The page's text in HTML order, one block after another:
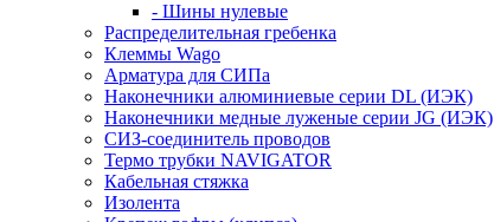
- Шины нулевые
Распределительная гребенка
Клеммы Wago
Арматура для СИПа
Наконечники алюминиевые серии DL (ИЭК)
Наконечники медные луженые серии JG (ИЭК)
СИЗ-соединитель проводов
Термо трубки NAVIGATOR
Кабельная стяжка
Изолента